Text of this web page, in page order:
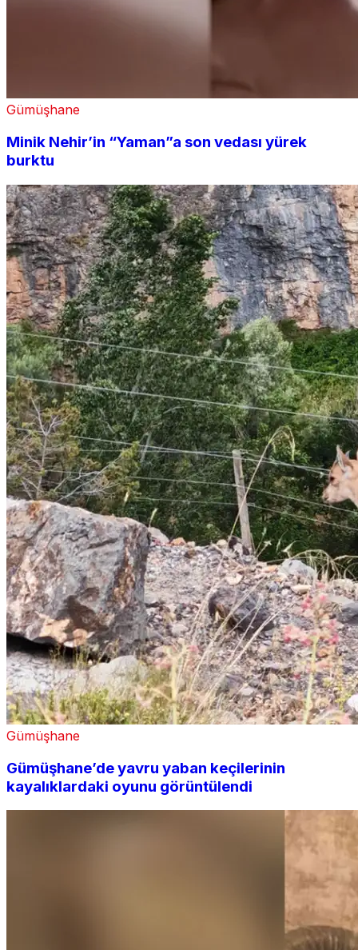
Gümüşhane
Minik Nehir’in “Yaman”a son vedası yürek
burktu
Gümüşhane
Gümüşhane’de yavru yaban keçilerinin
kayalıklardaki oyunu görüntülendi